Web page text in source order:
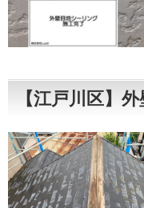
【江戸川区】